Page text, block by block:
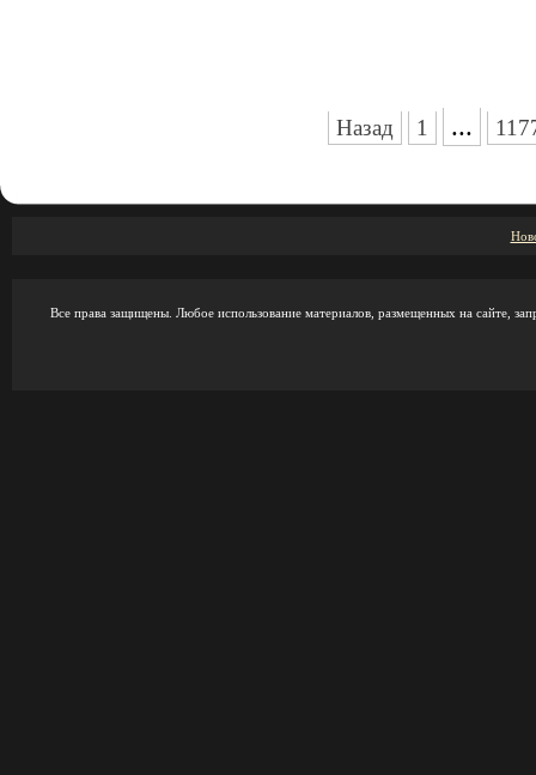
Назад 1 ...
Все права защищены. Любое использование материалов, размещенных на сайте,